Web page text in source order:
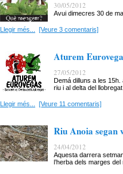
30/05/2012
Avui dimecres 30 de
Llegir més... [Veure 3 comentaris]
Aturem
27/05/2012
Demá dilluns a les
riu i al delta del
Llegir més... [Veure 11 comentaris]
Riu Anoia segan
24/04/2012
Aquesta darrera
l’herba dels marges